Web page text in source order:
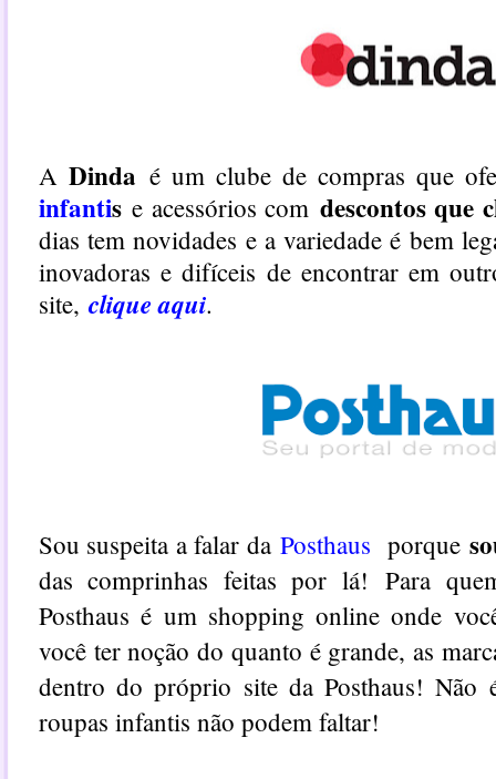
A Dinda é um clube de compras que
infantis e acessórios com descontos que
dias tem novidades e a variedade é bem
inovadoras e difíceis de encontrar em
site, clique aqui.
Sou suspeita a falar daPosthaus porque
das comprinhas feitas por lá!Para
Posthaus é um shopping online onde
você ter noção do quanto é grande, as
dentro do próprio site da Posthaus!
roupas infantis não podem faltar!